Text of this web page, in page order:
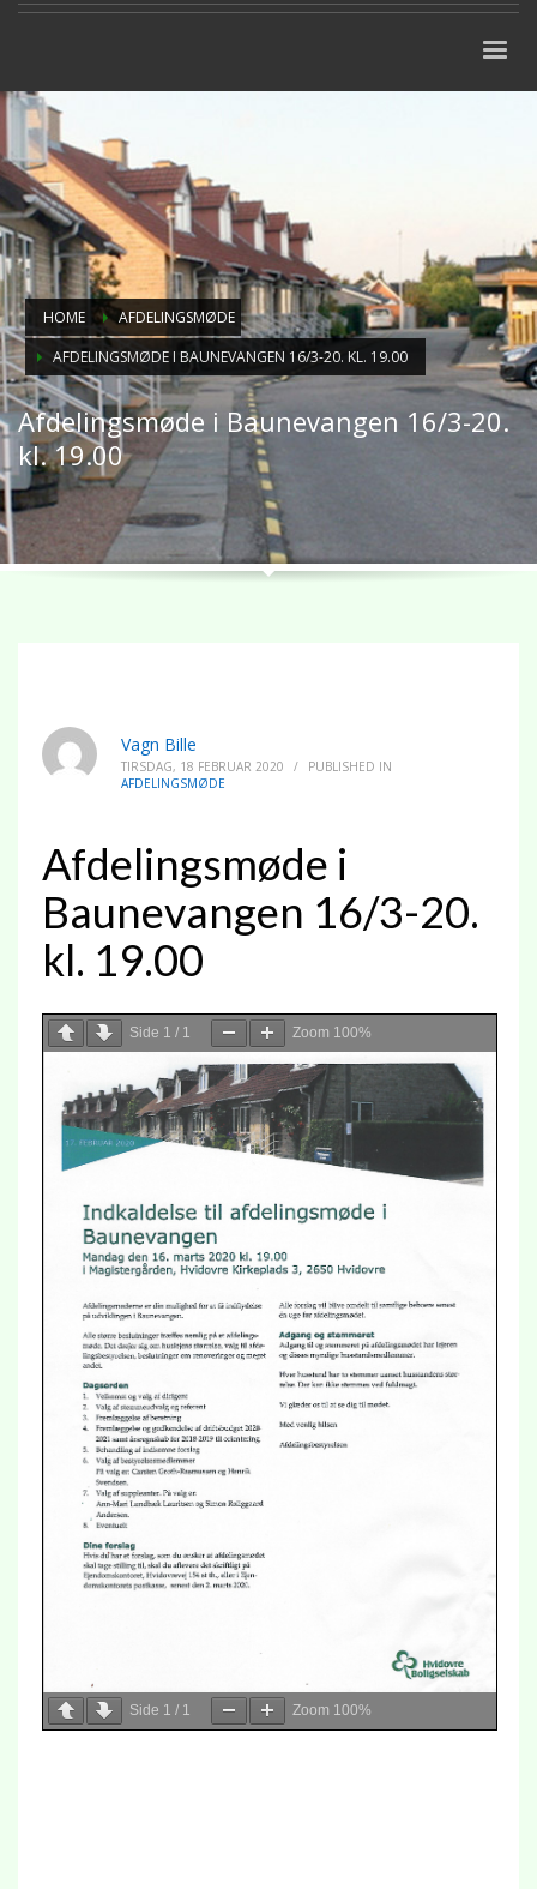
HOME
AFDELINGSMØDE
AFDELINGSMØDE I BAUNEVANGEN 16/3-20. KL. 19.00
Afdelingsmøde i Baunevangen 16/3-20.
kl. 19.00
Vagn Bille
TIRSDAG, 18 FEBRUAR 2020 /
PUBLISHED IN
AFDELINGSMØDE
Afdelingsmøde i
Baunevangen 16/3-20.
kl. 19.00
Side 1 / 1 Zoom 100%
Side 1 / 1 Zoom 100%